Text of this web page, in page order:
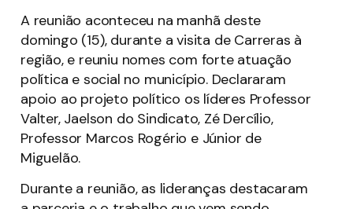
A reunião aconteceu na manhã deste
domingo (15), durante a visita de Carreras à
região, e reuniu nomes com forte atuação
política e social no município. Declararam
apoio ao projeto político os líderes Professor
Valter, Jaelson do Sindicato, Zé Dercílio,
Professor Marcos Rogério e Júnior de
Miguelão.
Durante a reunião, as lideranças destacaram